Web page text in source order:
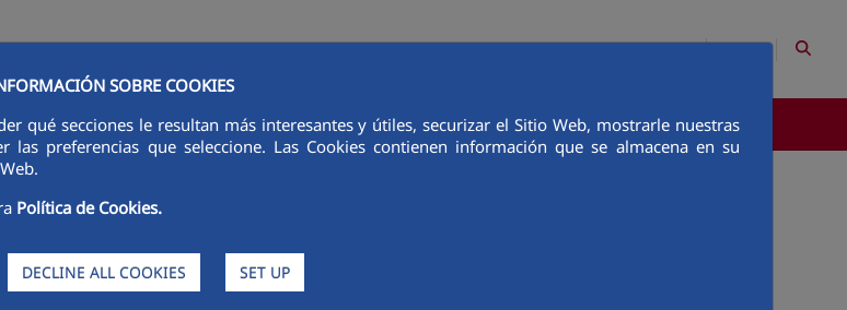
SOBRE COOKIES
qué secciones le resultan más interesantes y útiles, securizar el Sitio Web, mostrarle nuestras
preferencias que seleccione. Las Cookies contienen información que se almacena en su
Política de Cookies.
DECLINE ALL COOKIES SET UP
Site Map Contact EN
SUSTAINABILITY ETHICS AND INTEGRITY COMMUNICATION